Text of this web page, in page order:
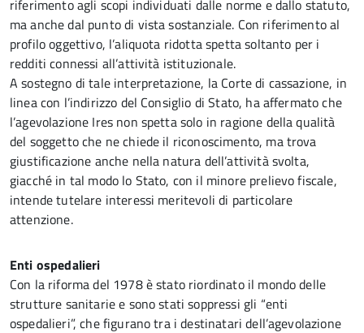
riferimento agli scopi individuati dalle norme e dallo statuto,
ma anche dal punto di vista sostanziale. Con riferimento al
profilo oggettivo, l’aliquota ridotta spetta soltanto per i
redditi connessi all’attività istituzionale.
A sostegno di tale interpretazione, la Corte di cassazione, in
linea con l’indirizzo del Consiglio di Stato, ha affermato che
l’agevolazione Ires non spetta solo in ragione della qualità
del soggetto che ne chiede il riconoscimento, ma trova
giustificazione anche nella natura dell’attività svolta,
giacché in tal modo lo Stato, con il minore prelievo fiscale,
intende tutelare interessi meritevoli di particolare
attenzione.
Enti ospedalieri
Con la riforma del 1978 è stato riordinato il mondo delle
strutture sanitarie e sono stati soppressi gli “enti
ospedalieri”, che figurano tra i destinatari dell’agevolazione